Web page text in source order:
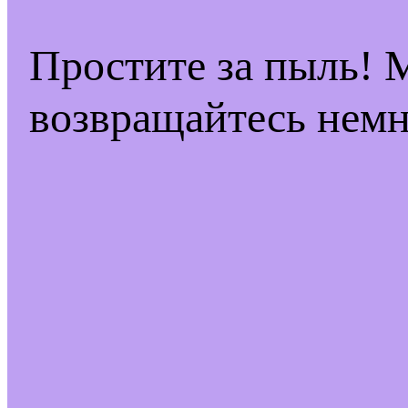
Простите за пыль!
возвращайтесь